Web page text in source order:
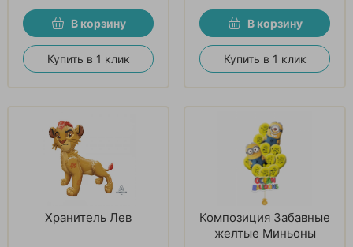
В корзину
Купить в 1 клик
В корзину
Купить в 1 клик
Хранитель Лев
Композиция Забавные
желтые Миньоны